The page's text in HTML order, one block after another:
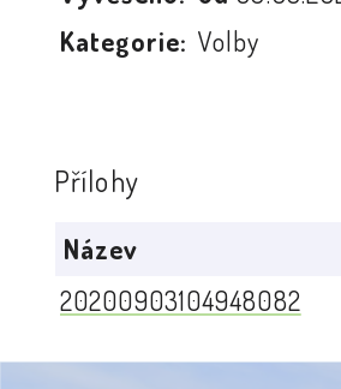
Kategorie: Volby
Přílohy
Název
20200903104948082